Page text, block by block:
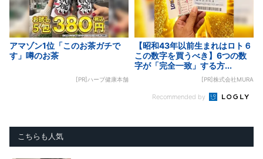
アマゾン1位「このお茶ガチで
す」噂のお茶
[PR]ハーブ健康本舗
【昭和43年以前生まれはロト６
この数字を買うべき】6つの数
字が「完全一致」する方...
[PR]株式会社MURA
Recommended by
こちらも人気